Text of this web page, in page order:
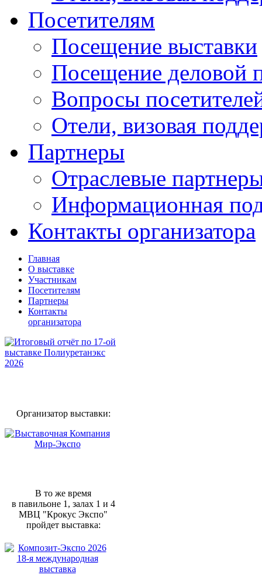
Посетителям
Посещение выставки
Посещение деловой
Вопросы
Отели, визовая
Партнеры
Отраслевые
Информационная
Контакты организатора
Главная
О выставке
Участникам
Посетителям
Партнеры
Контакты
организатора
Организатор выставки:
В то же время
в павильоне 1, залах 1 и 4
МВЦ "Крокус Экспо"
пройдет выставка: